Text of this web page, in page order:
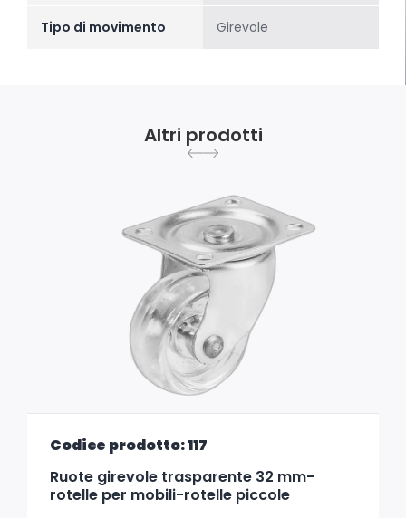
Tipo di movimento Girevole
Altri prodotti
Codice prodotto: 117
Ruote girevole trasparente 32 mm-
rotelle per mobili-rotelle piccole